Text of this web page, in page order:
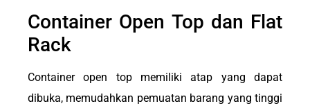
Container Open Top dan Flat
Rack
Container open top memiliki atap yang dapat
dibuka, memudahkan pemuatan barang yang tinggi